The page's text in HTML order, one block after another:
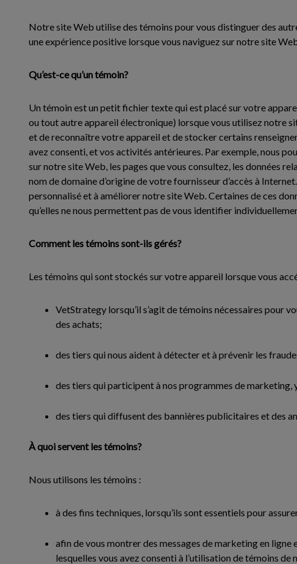
Notre site Web utilise des témoins pour vous distinguer des
une expérience positive lorsque vous naviguez sur notre site
Qu’est-ce qu’un témoin?
Un témoin est un petit fichier texte qui est placé sur votre
ou tout autre appareil électronique) lorsque vous utilisez notre
et de reconnaître votre appareil et de stocker certains
avez consenti, et vos activités antérieures. Par exemple, nous
sur notre site Web, les pages que vous consultez, les données
nom de domaine d’origine de votre fournisseur d’accès à
personnalisé et à améliorer notre site Web. Certaines de ces
qu’elles ne nous permettent pas de vous identifier
Comment les témoins sont-ils gérés?
Les témoins qui sont stockés sur votre appareil lorsque vous
VetStrategy lorsqu’il s’agit de témoins nécessaires pour
des achats;
des tiers qui nous aident à détecter et à prévenir les
des tiers qui participent à nos programmes de
des tiers qui diffusent des bannières publicitaires et des
À quoi servent les témoins?
Nous utilisons les témoins :
à des fins techniques, lorsqu’ils sont essentiels pour
afin de vous montrer des messages de marketing en
lesquelles vous avez consenti à l’utilisation de témoins de